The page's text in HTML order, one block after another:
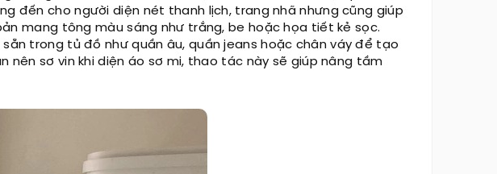
đến cho người diện nét thanh lịch, trang nhã nhưng cũng giúp
mang tông màu sáng như trắng, be hoặc họa tiết kẻ sọc.
trong tủ đồ như quần âu, quần jeans hoặc chân váy để tạo
nên sơ vin khi diện áo sơ mi, thao tác này sẽ giúp nâng tầm